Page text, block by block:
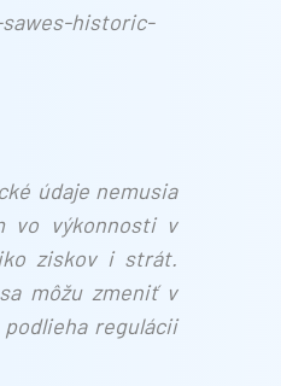
historic-
údaje nemusia
vo výkonnosti v
ziskov i strát.
môžu zmeniť v
regulácii